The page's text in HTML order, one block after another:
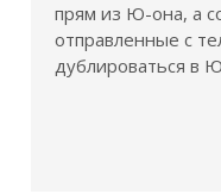
прям из Ю-она, а
отправленные с
дублироваться в